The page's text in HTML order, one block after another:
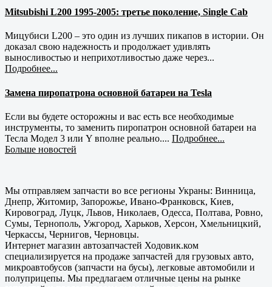
Mitsubishi L200 1995-2005: третье поколение, Single Cab
Мицубиси L200 – это один из лучших пикапов в истории. Он
доказал свою надежность и продолжает удивлять
выносливостью и неприхотливостью даже через...
Подробнее...
Замена пиропатрона основной батареи на Tesla
Если вы будете осторожны и вас есть все необходимые
инструменты, то заменить пиропатрон основной батареи на
Тесла Модел 3 или Y вполне реально.... Подробнее...
Больше новостей
Мы отправляем запчасти во все регионы Украны: Винница,
Днепр, Житомир, Запорожье, Ивано-Франковск, Киев,
Кировоград, Луцк, Львов, Николаев, Одесса, Полтава, Ровно,
Сумы, Тернополь, Ужгород, Харьков, Херсон, Хмельницкий,
Черкассы, Чернигов, Черновцы.
Интернет магазин автозапчастей Ходовик.ком
специализируется на продаже запчастей для грузовых авто,
микроавтобусов (запчасти на бусы), легковые автомобили и
полуприцепы. Мы предлагаем отличные цены на рынке